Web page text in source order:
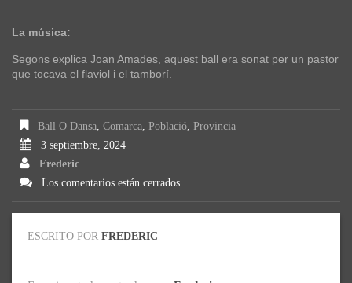
La música:
Segons explica Joan Amades, aquest ball era sonat per un pastor
que tocava el flaviol i el tamborí.
Ball O Dansa, Comarca, Població, Provincia
3 septiembre, 2024
Frederic
Los comentarios están cerrados.
ESCRITO POR FREDERIC